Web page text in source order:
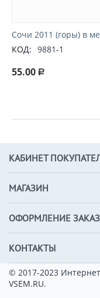
Сочи 2011 (горы) в
КОД: 9881-1
55.00 Р
КАБИНЕТ
МАГАЗИН
ОФОРМЛЕНИЕ
КОНТАКТЫ
© 2017-2023
VSEM.RU.